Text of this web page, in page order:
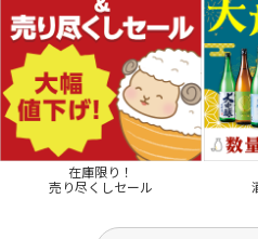
在庫限り！
売り尽くしセール